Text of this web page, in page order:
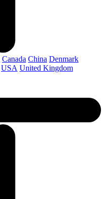
Canada China Denmark
USA United Kingdom